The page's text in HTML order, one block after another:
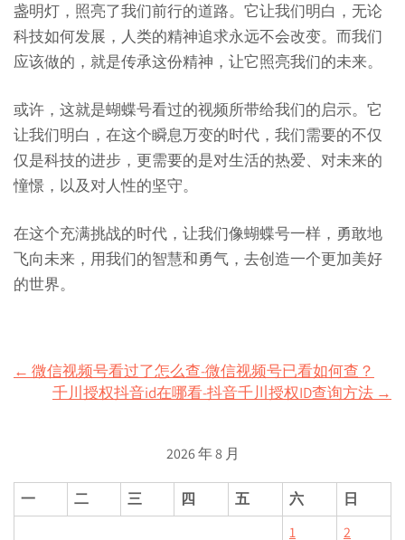
盏明灯，照亮了我们前行的道路。它让我们明白，无论
科技如何发展，人类的精神追求永远不会改变。而我们
应该做的，就是传承这份精神，让它照亮我们的未来。
或许，这就是蝴蝶号看过的视频所带给我们的启示。它
让我们明白，在这个瞬息万变的时代，我们需要的不仅
仅是科技的进步，更需要的是对生活的热爱、对未来的
憧憬，以及对人性的坚守。
在这个充满挑战的时代，让我们像蝴蝶号一样，勇敢地
飞向未来，用我们的智慧和勇气，去创造一个更加美好
的世界。
Post
navigation
← 微信视频号看过了怎么查-微信视频号已看如何查？
千川授权抖音id在哪看-抖音千川授权ID查询方法 →
2026 年 8 月
一 二 三 四 五 六
日
1
2